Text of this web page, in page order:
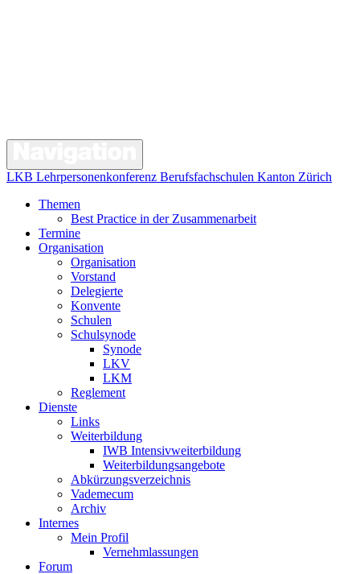
LKB Lehrpersonenkonferenz Berufsfachschulen Kanton Zürich
Themen
Best Practice in der Zusammenarbeit
Termine
Organisation
Organisation
Vorstand
Delegierte
Konvente
Schulen
Schulsynode
Synode
LKV
LKM
Reglement
Dienste
Links
Weiterbildung
IWB Intensivweiterbildung
Weiterbildungsangebote
Abkürzungsverzeichnis
Vademecum
Archiv
Internes
Mein Profil
Vernehmlassungen
Forum